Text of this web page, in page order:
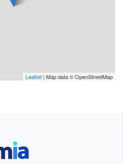
Leaflet | Map data © OpenStreetMap